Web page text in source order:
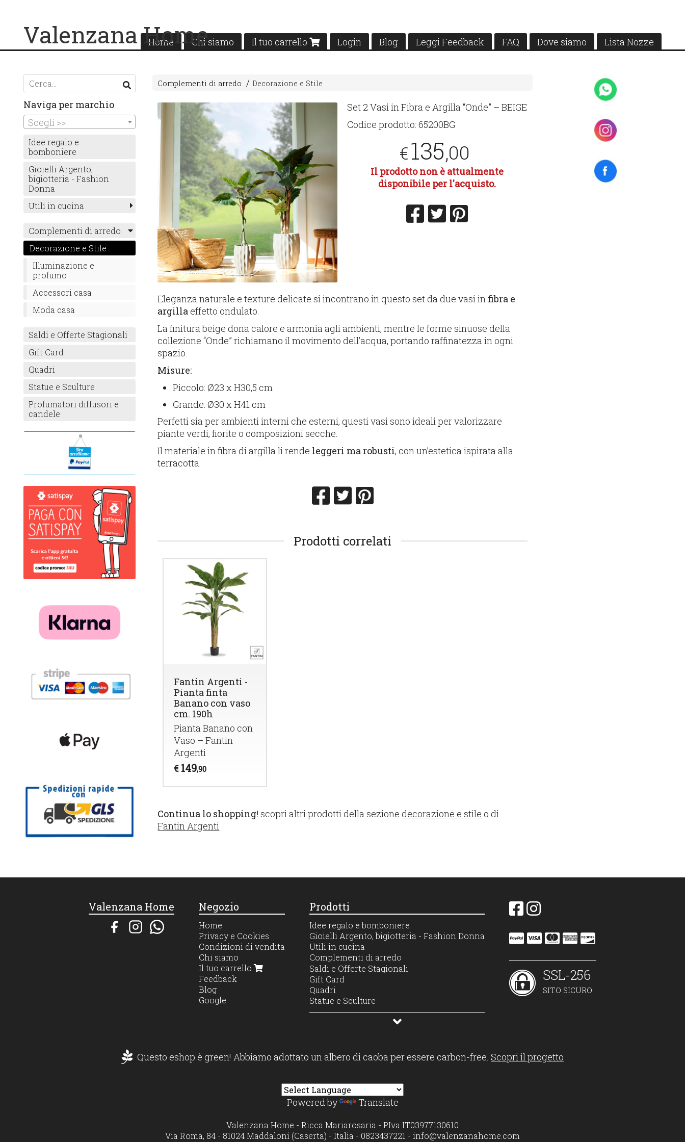
Home Chi siamo Il tuo carrello Login Blog Leggi Feedback FAQ Dove siamo Lista Nozze
Valenzana Home
Complementi di arredo Decorazione e Stile
Set 2 Vasi in Fibra e Argilla “Onde” –BEIGE
Codice prodotto:65200BG
€135,00
Il prodotto non è attualmente
disponibile per l'acquisto.
Eleganza naturale e texture delicate si incontrano in questo set da due vasi in fibra e
argilla effetto ondulato.
La finitura beige dona calore e armonia agli ambienti, mentre le forme sinuose della
collezione “Onde” richiamano il movimento dell’acqua, portando raffinatezza in ogni
spazio.
Misure:
Piccolo: Ø23 x H30,5 cm
Grande: Ø30 x H41 cm
Perfetti sia per ambienti interni che esterni, questi vasi sono ideali per valorizzare
piante verdi, fiorite o composizioni secche.
Il materiale in fibra di argilla li rende leggeri ma robusti, con un’estetica ispirata alla
terracotta.
Prodotti correlati
Fantin Argenti -
Pianta finta
Banano con vaso
cm. 190h
Pianta Banano con
Vaso – Fantin
Argenti
€ 149,90
Continua lo shopping! scopri altri prodotti della sezione decorazione e stile o di
Fantin Argenti
Naviga per marchio
Scegli >>
Idee regalo e
bomboniere
Gioielli Argento,
bigiotteria - Fashion
Donna
Utili in cucina
Complementi di arredo
Decorazione e Stile
Illuminazione e
profumo
Accessori casa
Moda casa
Saldi e Offerte Stagionali
Gift Card
Quadri
Statue e Sculture
Profumatori diffusori e
candele
Valenzana Home Negozio
Home
Privacy e Cookies
Condizioni di vendita
Chi siamo
Il tuo carrello
Feedback
Blog
Google
Prodotti
Idee regalo e bomboniere
Gioielli Argento, bigiotteria - Fashion Donna
Utili in cucina
Complementi di arredo
Decorazione e Stile
Illuminazione e profumo
Accessori casa
Moda casa
Saldi e Offerte Stagionali
Gift Card
Quadri
Statue e Sculture
Profumatori diffusori e candele
SSL-256
SITO SICURO
Questo eshop è green! Abbiamo adottato un albero di caoba per essere carbon-free. Scopri il progetto
Powered by Translate
Valenzana Home - Ricca Mariarosaria - P.Iva IT03977130610
Via Roma, 84 - 81024 Maddaloni (Caserta) - Italia - 0823437221 - info@valenzanahome.com